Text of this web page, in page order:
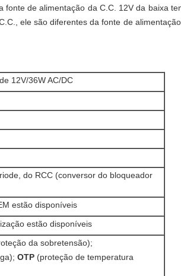
de alimentação da C.C. 12V da baixa
ele são diferentes da fonte de
12V/36W AC/DC
do RCC (conversor do bloqueador
estão disponíveis
estão disponíveis
da sobretensão);
OTP (proteção de temperatura